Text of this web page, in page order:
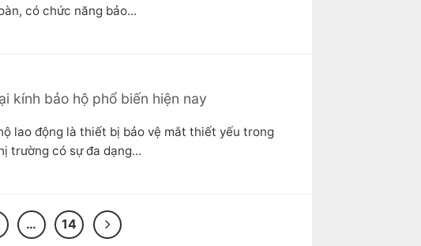
có chức năng bảo...
kính bảo hộ phổ biến hiện nay
lao động là thiết bị bảo vệ mắt thiết yếu trong
trường có sự đa dạng...
… 14